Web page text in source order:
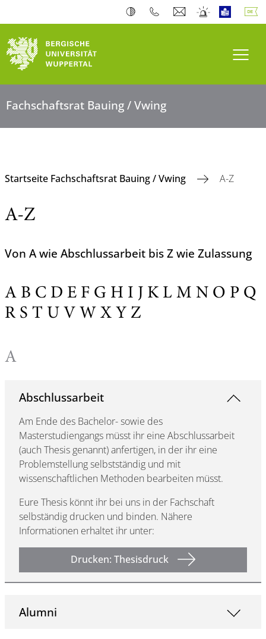
Fachschaftsrat Bauing / Vwing
Startseite Fachschaftsrat Bauing / Vwing A-Z
A-Z
Von A wie Abschlussarbeit bis Z wie Zulassung
A B C D E F G H I J K L M N O P Q
R S T U V W X Y Z
A
Abschlussarbeit
Am Ende des Bachelor- sowie des
Masterstudiengangs müsst ihr eine Abschlussarbeit
(auch Thesis genannt) anfertigen, in der ihr eine
Problemstellung selbstständig und mit
wissenschaftlichen Methoden bearbeiten müsst.
Eure Thesis könnt ihr bei uns in der Fachschaft
selbständig drucken und binden. Nähere
Informationen erhaltet ihr unter:
Drucken: Thesisdruck
Alumni